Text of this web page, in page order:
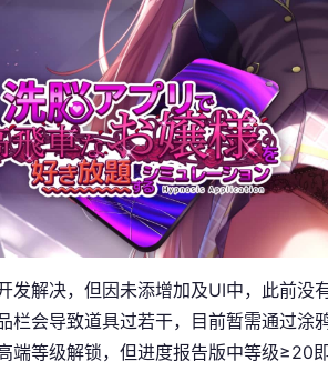
发解决，但因未添增加及UI中，此前没
栏会导致道具过若干，目前暂需通过涂
端等级解锁，但进度报告版中等级≥20